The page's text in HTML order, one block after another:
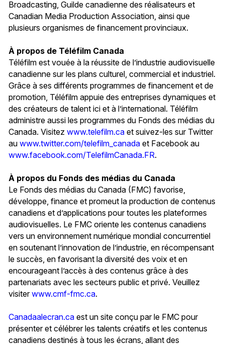
Broadcasting, Guilde canadienne des réalisateurs et
Canadian Media Production Association, ainsi que
plusieurs organismes de financement provinciaux.
À propos de Téléfilm Canada
Téléfilm est vouée à la réussite de l’industrie audiovisuelle
canadienne sur les plans culturel, commercial et industriel.
Grâce à ses différents programmes de financement et de
promotion, Téléfilm appuie des entreprises dynamiques et
des créateurs de talent ici et à l’international. Téléfilm
administre aussi les programmes du Fonds des médias du
Canada. Visitez www.telefilm.ca et suivez-les sur Twitter
au www.twitter.com/telefilm_canada et Facebook au
www.facebook.com/TelefilmCanada.FR.
À propos du Fonds des médias du Canada
Le Fonds des médias du Canada (FMC) favorise,
développe, finance et promeut la production de contenus
canadiens et d’applications pour toutes les plateformes
audiovisuelles. Le FMC oriente les contenus canadiens
vers un environnement numérique mondial concurrentiel
en soutenant l’innovation de l’industrie, en récompensant
le succès, en favorisant la diversité des voix et en
encourageant l’accès à des contenus grâce à des
partenariats avec les secteurs public et privé. Veuillez
visiterwww.cmf-fmc.ca.
Canadaalecran.ca est un site conçu par le FMC pour
présenter et célébrer les talents créatifs et les contenus
canadiens destinés à tous les écrans, allant des